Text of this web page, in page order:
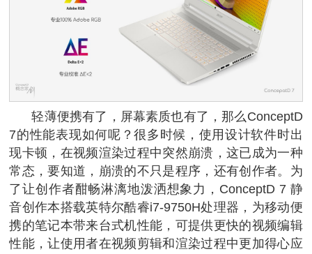
轻薄便携有了，屏幕素质也有了，那么ConceptD
7的性能表现如何呢？很多时候，使用设计软件时出
现卡顿，在视频渲染过程中突然崩溃，这已成为一种
常态，要知道，崩溃的不只是程序，还有创作者。为
了让创作者酣畅淋漓地泼洒想象力，ConceptD 7 静
音创作本搭载英特尔酷睿i7-9750H处理器，为移动便
携的笔记本带来台式机性能，可提供更快的视频编辑
性能，让使用者在视频剪辑和渲染过程中更加得心应